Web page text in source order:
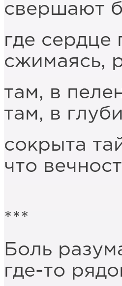
свершают
где сердце
сжимаясь,
там, в
там, в
сокрыта
что
***
Боль
где-то